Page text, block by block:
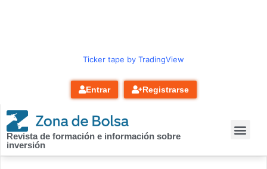
Ticker tape by TradingView
Entrar Registrarse
Revista de formación e información sobre
inversión